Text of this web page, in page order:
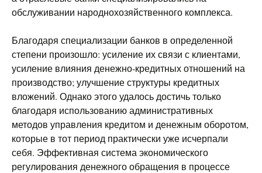
обслуживании народнохозяйственного комплекса.
Благодаря специализации банков в определенной
степени произошло: усиление их связи с клиентами,
усиление влияния денежно-кредитных отношений на
производство; улучшение структуры кредитных
вложений. Однако этого удалось достичь только
благодаря использованию административных
методов управления кредитом и денежным оборотом,
которые в тот период практически уже исчерпали
себя. Эффективная система экономического
регулирования денежного обращения в процессе